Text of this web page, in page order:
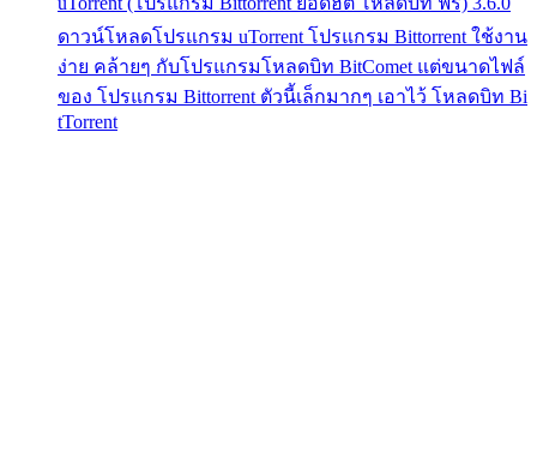
ดาวน์โหลดโปรแกรม uTorrent โปรแกรม Bittorrent ใช้งาน
ง่าย คล้ายๆ กับโปรแกรมโหลดบิท BitComet แต่ขนาดไฟล์
ของ โปรแกรม Bittorrent ตัวนี้เล็กมากๆ เอาไว้ โหลดบิท Bi
tTorrent